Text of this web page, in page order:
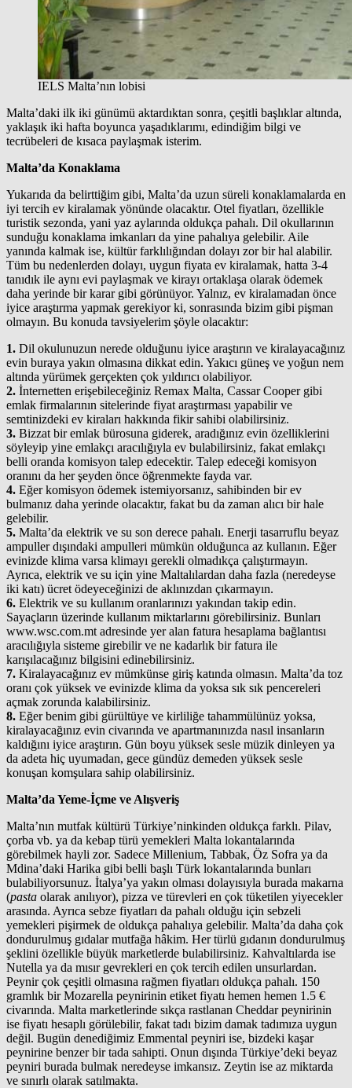
IELS Malta’nın lobisi
Malta’daki ilk iki günümü aktardıktan sonra, çeşitli başlıklar altında,
yaklaşık iki hafta boyunca yaşadıklarımı, edindiğim bilgi ve
tecrübeleri de kısaca paylaşmak isterim.
Malta’da Konaklama
Yukarıda da belirttiğim gibi, Malta’da uzun süreli konaklamalarda en
iyi tercih ev kiralamak yönünde olacaktır. Otel fiyatları, özellikle
turistik sezonda, yani yaz aylarında oldukça pahalı. Dil okullarının
sunduğu konaklama imkanları da yine pahalıya gelebilir. Aile
yanında kalmak ise, kültür farklılığından dolayı zor bir hal alabilir.
Tüm bu nedenlerden dolayı, uygun fiyata ev kiralamak, hatta 3-4
tanıdık ile aynı evi paylaşmak ve kirayı ortaklaşa olarak ödemek
daha yerinde bir karar gibi görünüyor. Yalnız, ev kiralamadan önce
iyice araştırma yapmak gerekiyor ki, sonrasında bizim gibi pişman
olmayın. Bu konuda tavsiyelerim şöyle olacaktır:
1. Dil okulunuzun nerede olduğunu iyice araştırın ve kiralayacağınız
evin buraya yakın olmasına dikkat edin. Yakıcı güneş ve yoğun nem
altında yürümek gerçekten çok yıldırıcı olabiliyor.
2. İnternetten erişebileceğiniz Remax Malta, Cassar Cooper gibi
emlak firmalarının sitelerinde fiyat araştırması yapabilir ve
semtinizdeki ev kiraları hakkında fikir sahibi olabilirsiniz.
3. Bizzat bir emlak bürosuna giderek, aradığınız evin özelliklerini
söyleyip yine emlakçı aracılığıyla ev bulabilirsiniz, fakat emlakçı
belli oranda komisyon talep edecektir. Talep edeceği komisyon
oranını da her şeyden önce öğrenmekte fayda var.
4. Eğer komisyon ödemek istemiyorsanız, sahibinden bir ev
bulmanız daha yerinde olacaktır, fakat bu da zaman alıcı bir hale
gelebilir.
5. Malta’da elektrik ve su son derece pahalı. Enerji tasarruflu beyaz
ampuller dışındaki ampulleri mümkün olduğunca az kullanın. Eğer
evinizde klima varsa klimayı gerekli olmadıkça çalıştırmayın.
Ayrıca, elektrik ve su için yine Maltalılardan daha fazla (neredeyse
iki katı) ücret ödeyeceğinizi de aklınızdan çıkarmayın.
6. Elektrik ve su kullanım oranlarınızı yakından takip edin.
Sayaçların üzerinde kullanım miktarlarını görebilirsiniz. Bunları
www.wsc.com.mt adresinde yer alan fatura hesaplama bağlantısı
aracılığıyla sisteme girebilir ve ne kadarlık bir fatura ile
karışılacağınız bilgisini edinebilirsiniz.
7. Kiralayacağınız ev mümkünse giriş katında olmasın. Malta’da toz
oranı çok yüksek ve evinizde klima da yoksa sık sık pencereleri
açmak zorunda kalabilirsiniz.
8. Eğer benim gibi gürültüye ve kirliliğe tahammülünüz yoksa,
kiralayacağınız evin civarında ve apartmanınızda nasıl insanların
kaldığını iyice araştırın. Gün boyu yüksek sesle müzik dinleyen ya
da adeta hiç uyumadan, gece gündüz demeden yüksek sesle
konuşan komşulara sahip olabilirsiniz.
Malta’da Yeme-İçme ve Alışveriş
Malta’nın mutfak kültürü Türkiye’ninkinden oldukça farklı. Pilav,
çorba vb. ya da kebap türü yemekleri Malta lokantalarında
görebilmek hayli zor. Sadece Millenium, Tabbak, Öz Sofra ya da
Mdina’daki Harika gibi belli başlı Türk lokantalarında bunları
bulabiliyorsunuz. İtalya’ya yakın olması dolayısıyla burada makarna
(pasta olarak anılıyor), pizza ve türevleri en çok tüketilen yiyecekler
arasında. Ayrıca sebze fiyatları da pahalı olduğu için sebzeli
yemekleri pişirmek de oldukça pahalıya gelebilir. Malta’da daha çok
dondurulmuş gıdalar mutfağa hâkim. Her türlü gıdanın dondurulmuş
şeklini özellikle büyük marketlerde bulabilirsiniz. Kahvaltılarda ise
Nutella ya da mısır gevrekleri en çok tercih edilen unsurlardan.
Peynir çok çeşitli olmasına rağmen fiyatları oldukça pahalı. 150
gramlık bir Mozarella peynirinin etiket fiyatı hemen hemen 1.5 €
civarında. Malta marketlerinde sıkça rastlanan Cheddar peynirinin
ise fiyatı hesaplı görülebilir, fakat tadı bizim damak tadımıza uygun
değil. Bugün denediğimiz Emmental peyniri ise, bizdeki kaşar
peynirine benzer bir tada sahipti. Onun dışında Türkiye’deki beyaz
peyniri burada bulmak neredeyse imkansız. Zeytin ise az miktarda
ve sınırlı olarak satılmakta.